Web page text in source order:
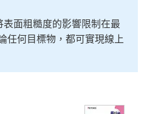
面粗糙度的影響限制在最
任何目標物，都可實現線上